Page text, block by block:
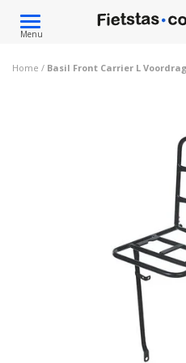
Toggle
navigation
Menu
Home / Basil Front Carrier L